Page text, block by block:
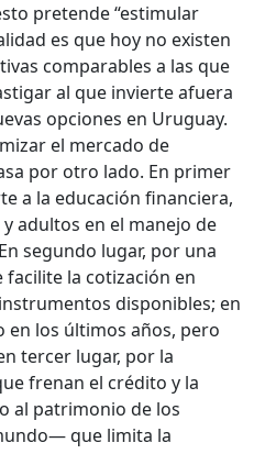
pretende “estimular
es que hoy no existen
comparables a las que
al que invierte afuera
opciones en Uruguay.
el mercado de
por otro lado. En primer
a la educación financiera,
adultos en el manejo de
segundo lugar, por una
la cotización en
disponibles; en
en los últimos años, pero
tercer lugar, por la
frenan el crédito y la
al patrimonio de los
que limita la